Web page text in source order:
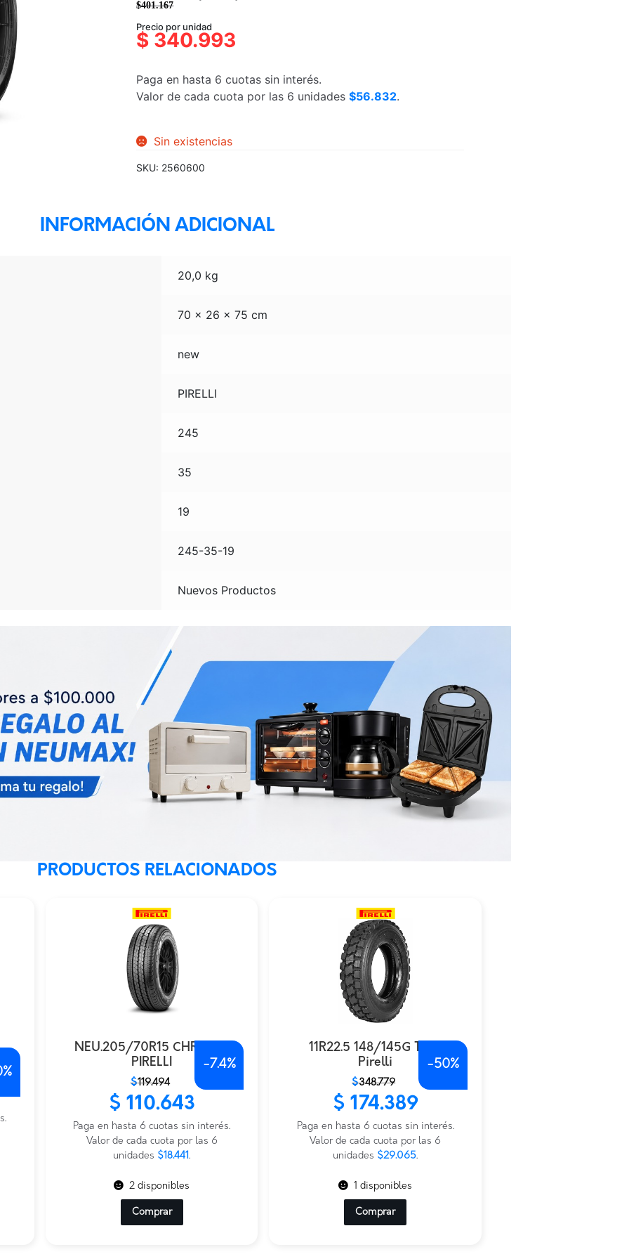
$401.167
precio
original
$401.167.
precio
actual
$340.993.
Precio por unidad
$ 340.993
Paga en hasta 6 cuotas sin interés.
Valor de cada cuota por las 6 unidades$56.832.
Sin existencias
SKU: 2560600
INFORMACIÓN ADICIONAL
20,0 kg
70 × 26 × 75 cm
new
PIRELLI
245
35
19
245-35-19
Nuevos Productos
PRODUCTOS RELACIONADOS
NEU.205/70R15 CHRONO
PIRELLI
$119.494
era:
$119.494.
es:
$110.643.
$ 110.643
Paga en hasta 6 cuotas sin interés.
Valor de cada cuota por las 6
unidades $18.441 .
-7.4%
2 disponibles
Comprar
11R22.5 148/145G Tq99
Pirelli
$348.779
era:
$348.779.
es:
$174.389.
$ 174.389
Paga en hasta 6 cuotas sin interés.
Valor de cada cuota por las 6
unidades $29.065.
-50%
1 disponibles
Comprar